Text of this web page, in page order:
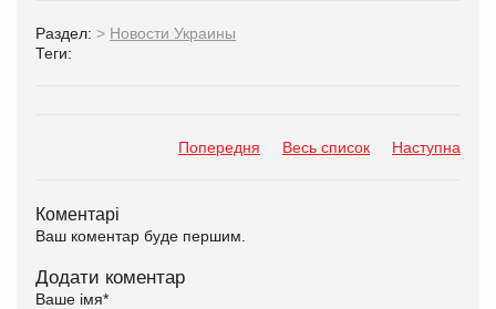
Раздел: > Новости Украины
Теги:
Попередня Весь список Наступна
Коментарі
Ваш коментар буде першим.
Додати коментар
Ваше імя*